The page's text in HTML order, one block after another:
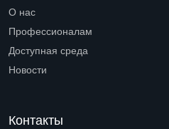
О нас
Профессионалам
Доступная среда
Новости
Контакты